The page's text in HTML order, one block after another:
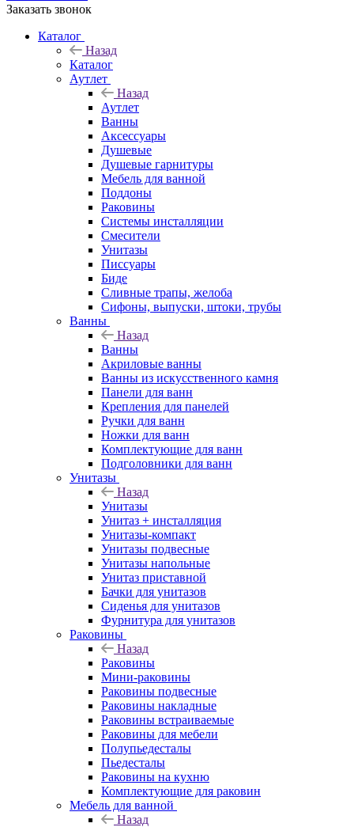
Заказать звонок
Каталог
Назад
Каталог
Аутлет
Назад
Аутлет
Ванны
Аксессуары
Душевые
Душевые гарнитуры
Мебель для ванной
Поддоны
Раковины
Системы инсталляции
Смесители
Унитазы
Писсуары
Биде
Сливные трапы, желоба
Сифоны, выпуски, штоки, трубы
Ванны
Назад
Ванны
Акриловые ванны
Ванны из искусственного камня
Панели для ванн
Крепления для панелей
Ручки для ванн
Ножки для ванн
Комплектующие для ванн
Подголовники для ванн
Унитазы
Назад
Унитазы
Унитаз + инсталляция
Унитазы-компакт
Унитазы подвесные
Унитазы напольные
Унитаз приставной
Бачки для унитазов
Сиденья для унитазов
Фурнитура для унитазов
Раковины
Назад
Раковины
Мини-раковины
Раковины подвесные
Раковины накладные
Раковины встраиваемые
Раковины для мебели
Полупьедесталы
Пьедесталы
Раковины на кухню
Комплектующие для раковин
Мебель для ванной
Назад